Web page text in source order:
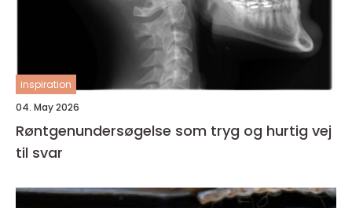
inspiration
04. May 2026
Røntgenundersøgelse som tryg og hurtig vej
til svar